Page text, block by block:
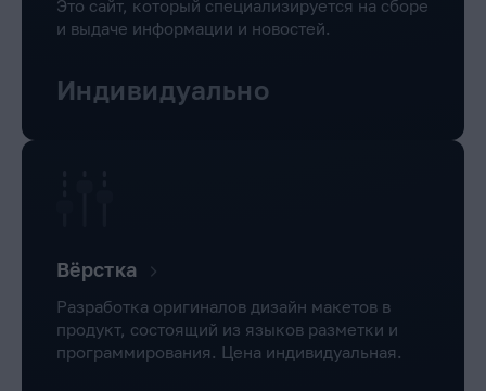
Это сайт, который специализируется на сборе
и выдаче информации и новостей.
Индивидуально
Вёрстка
Разработка оригиналов дизайн макетов в
продукт, состоящий из языков разметки и
программирования. Цена индивидуальная.